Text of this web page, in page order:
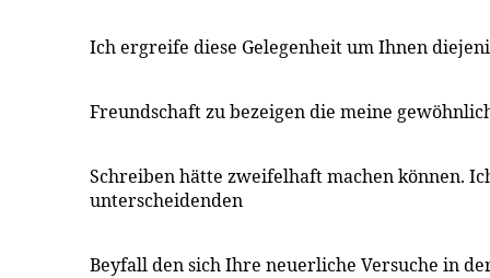
Ich ergreife diese Gelegenheit um Ihnen
Freundschaft zu bezeigen die meine
Schreiben hätte zweifelhaft machen können.
unterscheidenden
Beyfall den sich Ihre neuerliche Versuche in